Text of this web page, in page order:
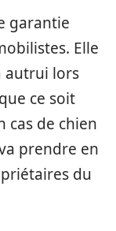
garantie
Elle
autrui lors
ce soit
cas de chien
prendre en
du